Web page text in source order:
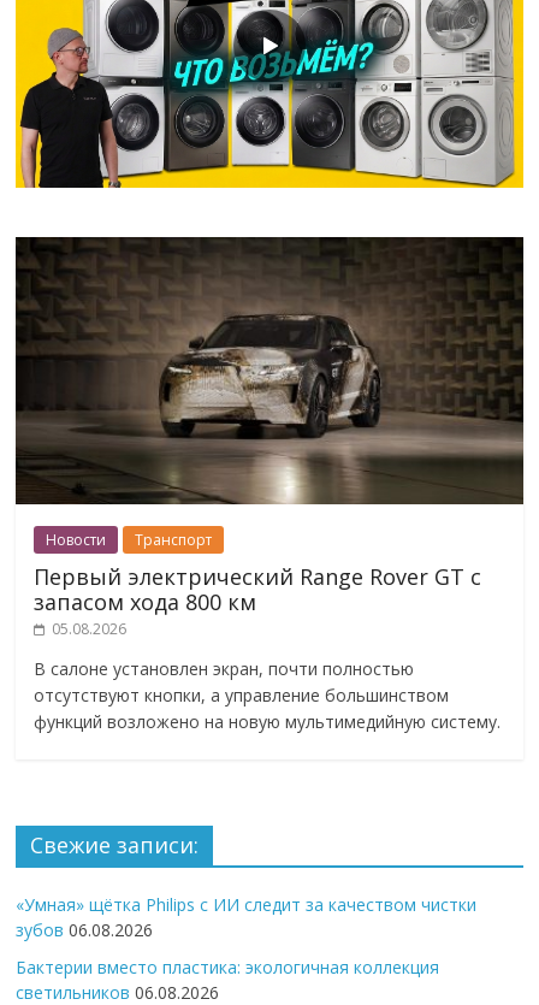
Новости Транспорт
Первый электрический Range Rover GT с
запасом хода 800 км
05.08.2026
В салоне установлен экран, почти полностью
отсутствуют кнопки, а управление большинством
функций возложено на новую мультимедийную систему.
Свежие записи:
«Умная» щётка Philips с ИИ следит за качеством чистки
зубов 06.08.2026
Бактерии вместо пластика: экологичная коллекция
светильников 06.08.2026